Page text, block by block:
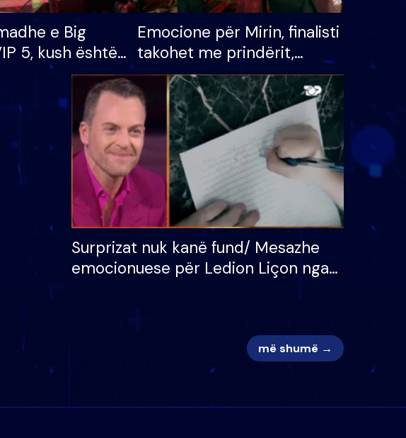
e Big
5, kush është
që lë shtëpinë
mundësinë për
e madh
Emocione për Mirin, finalisti
takohet me prindërit,
vajzën dhe bashkëshorten:
S’kemi ndonjë letër divorci
apo jo?
Surprizat nuk kanë fund/ Mesazhe
emocionuese për Ledion Liçon nga
më shumë →